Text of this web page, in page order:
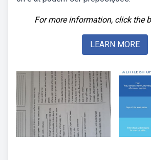
For more information, click the
LEARN MORE